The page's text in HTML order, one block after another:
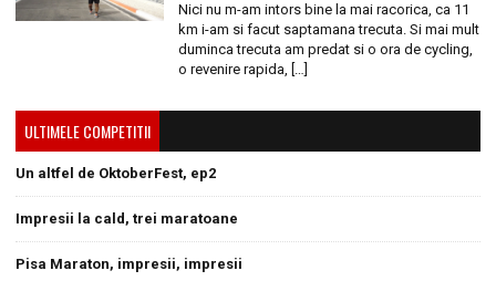
Nici nu m-am intors bine la mai racorica, ca 11
km i-am si facut saptamana trecuta. Si mai mult
duminca trecuta am predat si o ora de cycling,
o revenire rapida, […]
ULTIMELE COMPETITII
Un altfel de OktoberFest, ep2
Impresii la cald, trei maratoane
Pisa Maraton, impresii, impresii